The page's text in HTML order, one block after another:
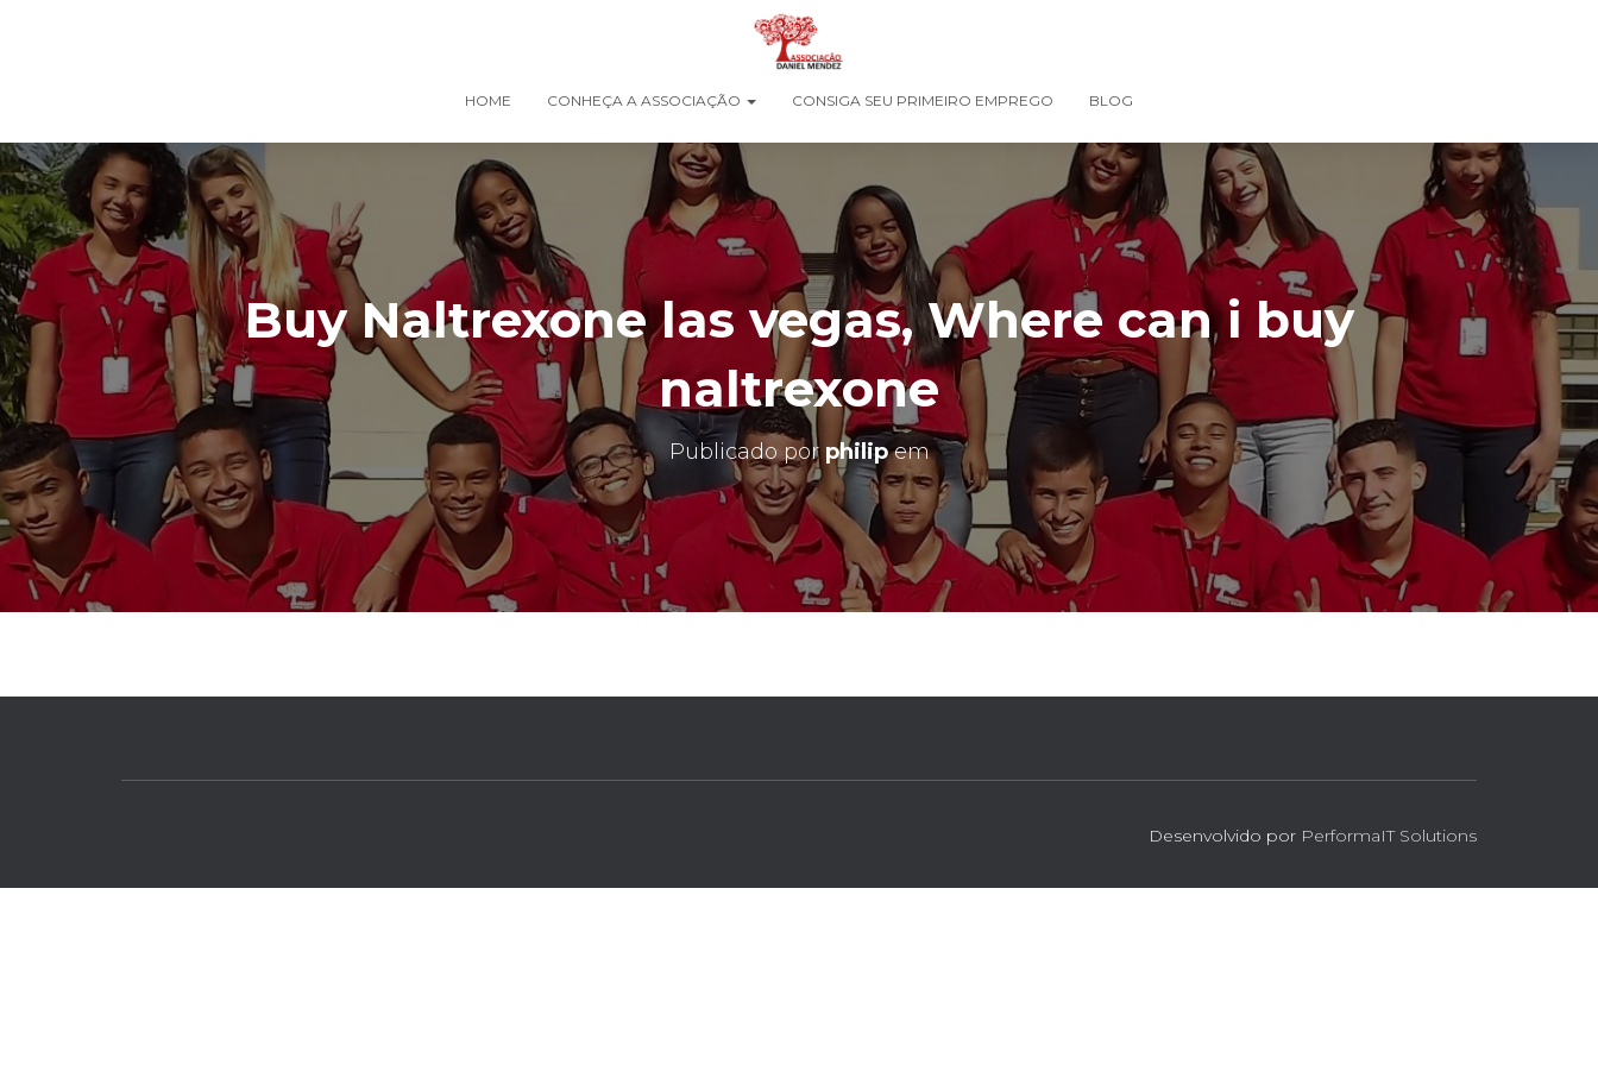
HOME CONHEÇA A ASSOCIAÇÃO CONSIGA SEU PRIMEIRO EMPREGO BLOG
Buy Naltrexone las vegas, Where can i buy
naltrexone
Publicado por philipem
Desenvolvido por PerformaIT Solutions